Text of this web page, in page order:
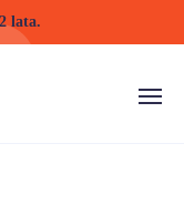
lata.